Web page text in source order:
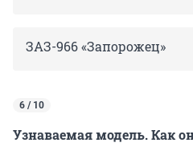
ЗАЗ-966 «Запорожец»
6 / 10
Узнаваемая модель. Как